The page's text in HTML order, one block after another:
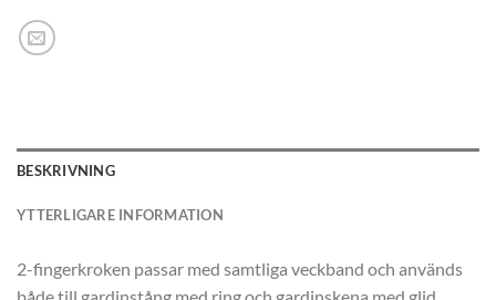
BESKRIVNING
YTTERLIGARE INFORMATION
2-fingerkroken passar med samtliga veckband och används
både till gardinstång med ring och gardinskena med glid.